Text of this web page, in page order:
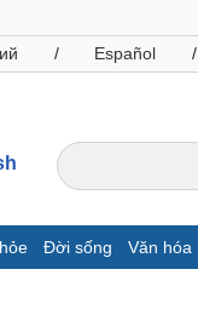
/ Español /
Đời sống Văn hóa